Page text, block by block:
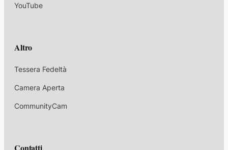
YouTube
Altro
Tessera Fedeltà
Camera Aperta
CommunityCam
Contatti